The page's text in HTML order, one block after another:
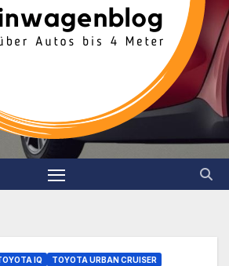
IQ
TOYOTA URBAN CRUISER